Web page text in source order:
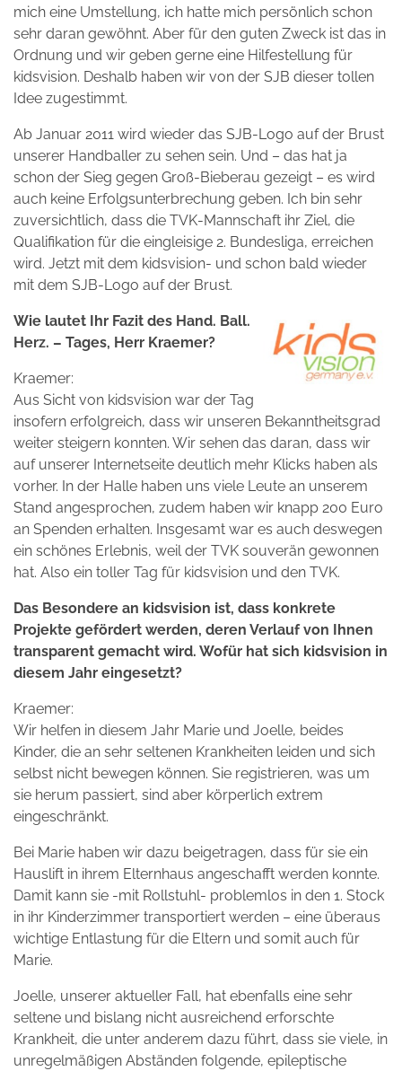
mich eine Umstellung, ich hatte mich persönlich schon
sehr daran gewöhnt. Aber für den guten Zweck ist das in
Ordnung und wir geben gerne eine Hilfestellung für
kidsvision. Deshalb haben wir von der SJB dieser tollen
Idee zugestimmt.
Ab Januar 2011 wird wieder das SJB-Logo auf der Brust
unserer Handballer zu sehen sein. Und – das hat ja
schon der Sieg gegen Groß-Bieberau gezeigt – es wird
auch keine Erfolgsunterbrechung geben. Ich bin sehr
zuversichtlich, dass die TVK-Mannschaft ihr Ziel, die
Qualifikation für die eingleisige 2. Bundesliga, erreichen
wird. Jetzt mit dem kidsvision- und schon bald wieder
mit dem SJB-Logo auf der Brust.
Wie lautet Ihr Fazit des Hand. Ball.
Herz. – Tages, Herr Kraemer?
Kraemer:
Aus Sicht von kidsvision war der Tag
insofern erfolgreich, dass wir unseren Bekanntheitsgrad
weiter steigern konnten. Wir sehen das daran, dass wir
auf unserer Internetseite deutlich mehr Klicks haben als
vorher. In der Halle haben uns viele Leute an unserem
Stand angesprochen, zudem haben wir knapp 200 Euro
an Spenden erhalten. Insgesamt war es auch deswegen
ein schönes Erlebnis, weil der TVK souverän gewonnen
hat. Also ein toller Tag für kidsvision und den TVK.
Das Besondere an kidsvision ist, dass konkrete
Projekte gefördert werden, deren Verlauf von Ihnen
transparent gemacht wird. Wofür hat sich kidsvision in
diesem Jahr eingesetzt?
Kraemer:
Wir helfen in diesem Jahr Marie und Joelle, beides
Kinder, die an sehr seltenen Krankheiten leiden und sich
selbst nicht bewegen können. Sie registrieren, was um
sie herum passiert, sind aber körperlich extrem
eingeschränkt.
Bei Marie haben wir dazu beigetragen, dass für sie ein
Hauslift in ihrem Elternhaus angeschafft werden konnte.
Damit kann sie -mit Rollstuhl- problemlos in den 1. Stock
in ihr Kinderzimmer transportiert werden – eine überaus
wichtige Entlastung für die Eltern und somit auch für
Marie.
Joelle, unserer aktueller Fall, hat ebenfalls eine sehr
seltene und bislang nicht ausreichend erforschte
Krankheit, die unter anderem dazu führt, dass sie viele, in
unregelmäßigen Abständen folgende, epileptische